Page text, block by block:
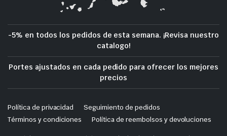
-5% en todos los pedidos de esta semana. ¡Revisa nuestro
catalogo!
Portes ajustados en cada pedido para ofrecer los mejores
precios
Política de privacidad
Seguimiento de pedidos
Términos y condiciones
Política de reembolsos y devoluciones